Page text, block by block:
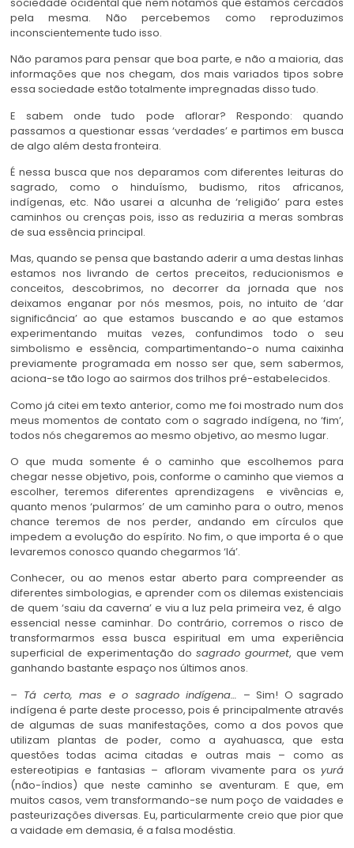
pela mesma. Não percebemos como reproduzimos
inconscientemente tudo isso.
Não paramos para pensar que boa parte, e não a maioria, das
informações que nos chegam, dos mais variados tipos sobre
essa sociedade estão totalmente impregnadas disso tudo.
E sabem onde tudo pode aflorar? Respondo: quando
passamos a questionar essas ‘verdades’ e partimos em busca
de algo além desta fronteira.
É nessa busca que nos deparamos com diferentes leituras do
sagrado, como o hinduísmo, budismo, ritos africanos,
indígenas, etc. Não usarei a alcunha de ‘religião’ para estes
caminhos ou crenças pois, isso as reduziria a meras sombras
de sua essência principal.
Mas, quando se pensa que bastando aderir a uma destas linhas
estamos nos livrando de certos preceitos, reducionismos e
conceitos, descobrimos, no decorrer da jornada que nos
deixamos enganar por nós mesmos, pois, no intuito de ‘dar
significância’ ao que estamos buscando e ao que estamos
experimentando muitas vezes, confundimos todo o seu
simbolismo e essência, compartimentando-o numa caixinha
previamente programada em nosso ser que, sem sabermos,
aciona-se tão logo ao sairmos dos trilhos pré-estabelecidos.
Como já citei em texto anterior, como me foi mostrado num dos
meus momentos de contato com o sagrado indígena, no ‘fim’,
todos nós chegaremos ao mesmo objetivo, ao mesmo lugar.
O que muda somente é o caminho que escolhemos para
chegar nesse objetivo, pois, conforme o caminho que viemos a
escolher, teremos diferentes aprendizagens e vivências e,
quanto menos ‘pularmos’ de um caminho para o outro, menos
chance teremos de nos perder, andando em círculos que
impedem a evolução do espírito. No fim, o que importa é o que
levaremos conosco quando chegarmos ‘lá’.
Conhecer, ou ao menos estar aberto para compreender as
diferentes simbologias, e aprender com os dilemas existenciais
de quem ‘saiu da caverna’ e viu a luz pela primeira vez, é algo
essencial nesse caminhar. Do contrário, corremos o risco de
transformarmos essa busca espiritual em uma experiência
superficial de experimentação dosagrado gourmet, que vem
ganhando bastante espaço nos últimos anos.
– Tá certo, mas e o sagrado indígena… – Sim! O sagrado
indígena é parte deste processo, pois é principalmente através
de algumas de suas manifestações, como a dos povos que
utilizam plantas de poder, como a ayahuasca, que esta
questões todas acima citadas e outras mais – como as
estereotipias e fantasias – afloram vivamente para os yurá
(não-índios) que neste caminho se aventuram. E que, em
muitos casos, vem transformando-se num poço de vaidades e
pasteurizações diversas. Eu, particularmente creio que pior que
a vaidade em demasia, é a falsa modéstia.